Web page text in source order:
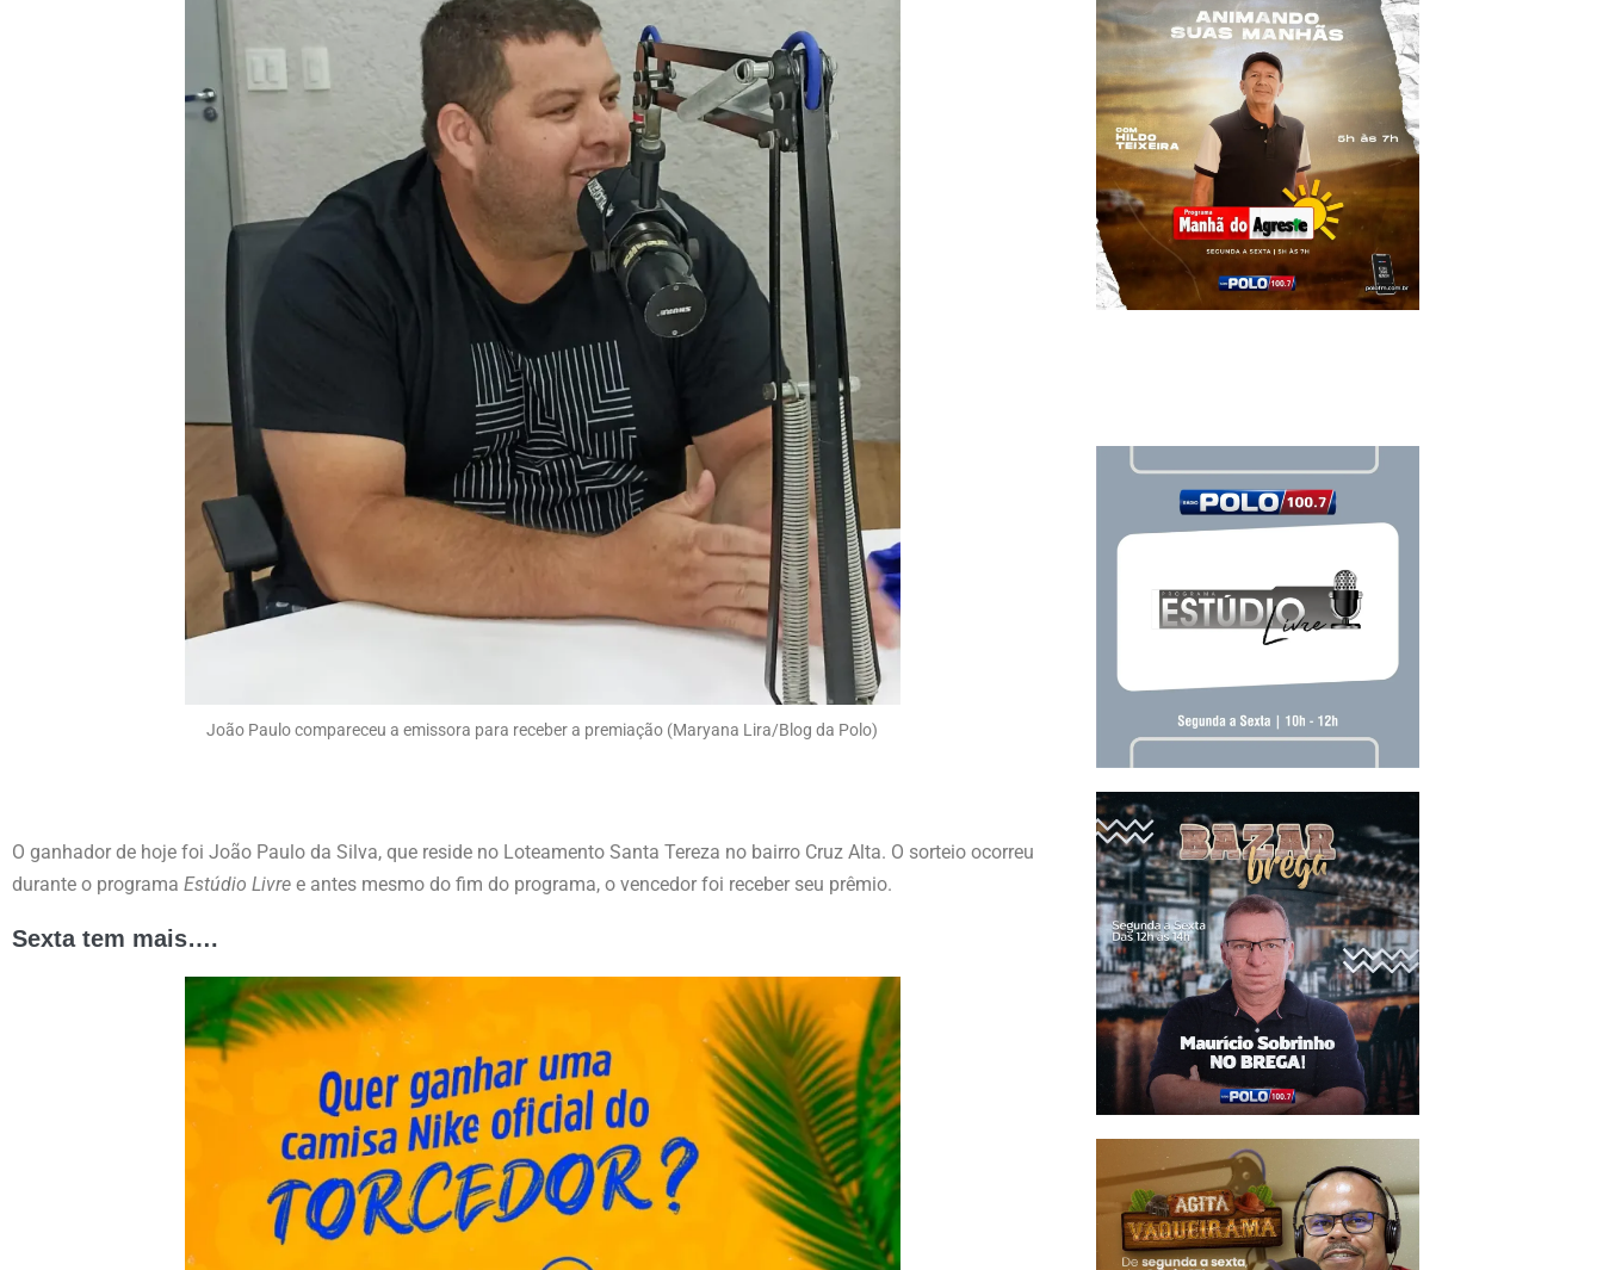
João Paulo compareceu a emissora para receber a premiação (Maryana Lira/Blog da Polo)
O ganhador de hoje foi João Paulo da Silva, que reside no Loteamento Santa Tereza no bairro Cruz Alta. O sorteio ocorreu
durante o programa Estúdio Livre e antes mesmo do fim do programa, o vencedor foi receber seu prêmio.
Sexta tem mais….